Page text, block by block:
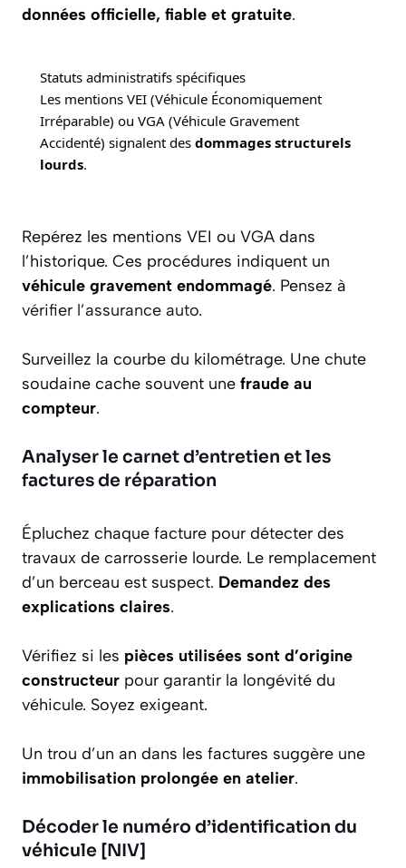
données officielle, fiable et gratuite.
Statuts administratifs spécifiques
Les mentions VEI (Véhicule Économiquement
Irréparable) ou VGA (Véhicule Gravement
Accidenté) signalent des dommages structurels
lourds.
Repérez les mentions VEI ou VGA dans
l’historique. Ces procédures indiquent un
véhicule gravement endommagé. Pensez à
vérifier l’assurance auto.
Surveillez la courbe du kilométrage. Une chute
soudaine cache souvent une fraude au
compteur.
Analyser le carnet d’entretien et les
factures de réparation
Épluchez chaque facture pour détecter des
travaux de carrosserie lourde. Le remplacement
d’un berceau est suspect. Demandez des
explications claires.
Vérifiez si les pièces utilisées sont d’origine
constructeur pour garantir la longévité du
véhicule. Soyez exigeant.
Un trou d’un an dans les factures suggère une
immobilisation prolongée en atelier.
Décoder le numéro d’identification du
véhicule [NIV]